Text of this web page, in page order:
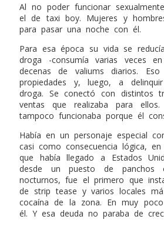
Al no poder funcionar
el de taxi boy. Mujeres y
para pasar una noche con él.
Para esa época su vida se
droga -consumía varias veces
decenas de valiums diarios.
propiedades y, luego, a
droga. Se conectó con distintos
ventas que realizaba para
tampoco funcionaba porque él
Había en un personaje especial
casi como consecuencia lógica,
que había llegado a Estados
desde un puesto de panchos
nocturnos, fue el primero que
de strip tease y varios locales
cocaína de la zona. En muy
él. Y esa deuda no paraba de